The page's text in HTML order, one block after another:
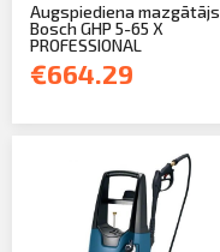
Augspiediena mazgātājs
Bosch GHP 5-65 X
PROFESSIONAL
€664.29